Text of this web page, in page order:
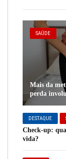
SAÚDE
Mais da
perda
DESTAQUE
Check-up:
vida?